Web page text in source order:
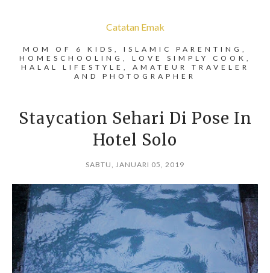
Catatan Emak
MOM OF 6 KIDS, ISLAMIC PARENTING,
HOMESCHOOLING, LOVE SIMPLY COOK,
HALAL LIFESTYLE, AMATEUR TRAVELER
AND PHOTOGRAPHER
Staycation Sehari Di Pose In
Hotel Solo
SABTU, JANUARI 05, 2019